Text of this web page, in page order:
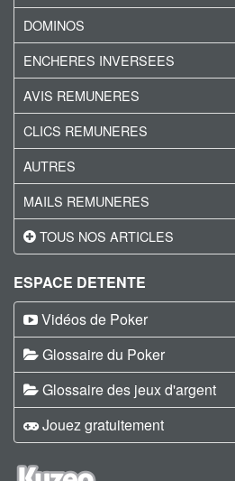
DOMINOS
ENCHERES INVERSEES
AVIS REMUNERES
CLICS REMUNERES
AUTRES
MAILS REMUNERES
TOUS NOS ARTICLES
ESPACE DETENTE
Vidéos de Poker
Glossaire du Poker
Glossaire des jeux d'argent
Jouez gratuitement